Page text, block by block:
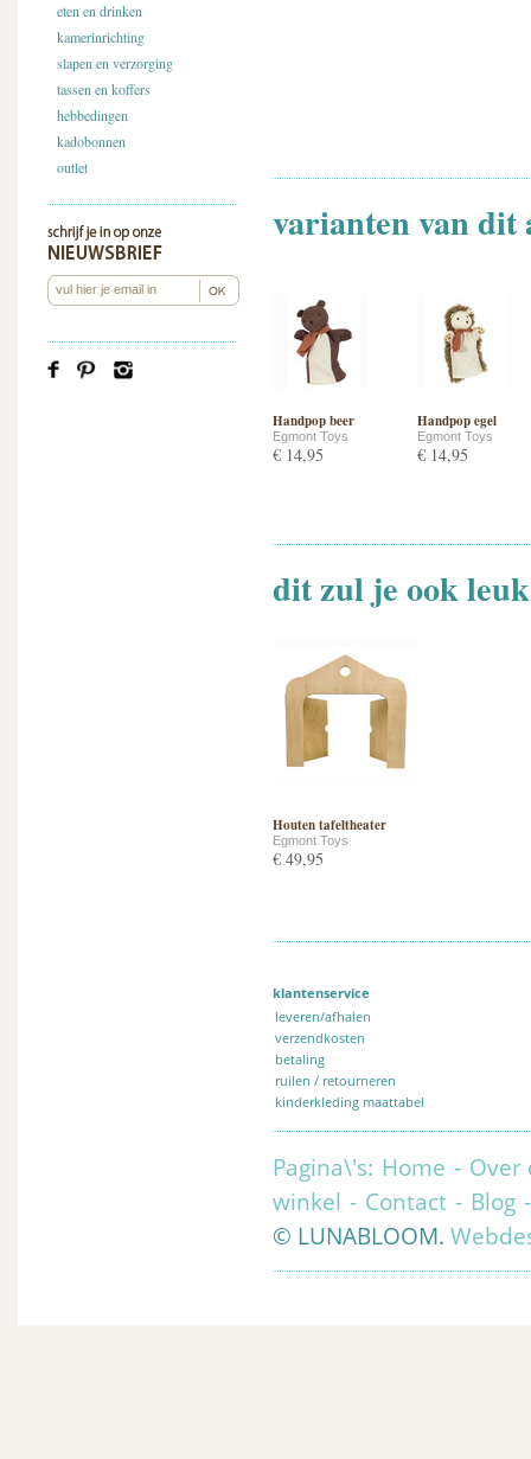
eten en drinken
kamerinrichting
slapen en verzorging
tassen en koffers
hebbedingen
kadobonnen
outlet
varianten van
Handpop beer
Egmont Toys
€ 14,95
Handpop egel
Egmont Toys
€ 14,95
dit zul je ook
Houten tafeltheater
Egmont Toys
€ 49,95
klantenservice
leveren/afhalen
verzendkosten
betaling
ruilen / retourneren
kinderkleding maattabel
Pagina\'s: Home - Over
winkel - Contact - Blog
© LUNABLOOM.